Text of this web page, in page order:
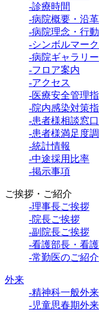
-診療時間
-病院概要・沿革
-病院理念・行
-シンボルマー
-病院ギャラリー
-フロア案内
-アクセス
-医療安全管理
-院内感染対策
-患者様相談窓口
-患者様満足度
-統計情報
-中途採用比率
-掲示事項
ご挨拶・ご紹介
-理事長ご挨拶
-院長ご挨拶
-副院長ご挨拶
-看護部長・看
-常勤医のご紹介
外来
-精神科一般外来
-児童思春期外来